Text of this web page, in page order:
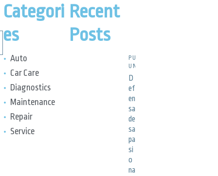
Categori
es
Auto
Car Care
Diagnostics
Maintenance
Repair
Service
Recent
Posts
PUBLICACIONES,
UNCATEGORIZED
D
ef
en
sa
de
sa
pa
si
o
na